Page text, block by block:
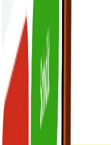
vývoj na míru
/ vývoj na míru
nebo EN